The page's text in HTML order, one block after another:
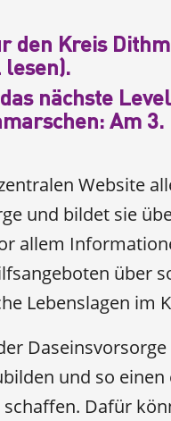
den Kreis
lesen).
nächste
Am
Website
und bildet sie
allem
über
Lebenslagen im
und so
Dafür